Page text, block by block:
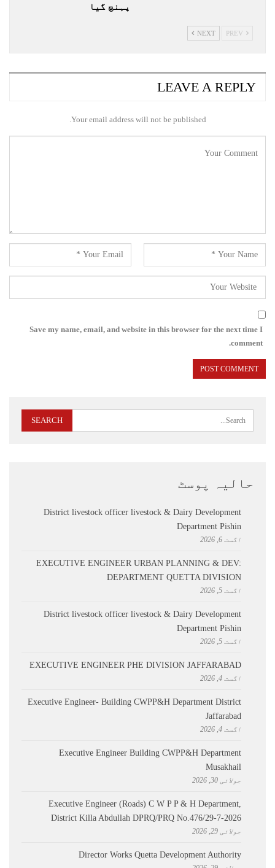
پہنچ گیا
NEXT
LEAVE A REPLY
Your email address will not be published.
Save my name, email, and website in this browser for the next time I
comment.
حالیہ پوسٹ
District livestock officer livestock & Dairy Development
Department Pishin
اگست 6, 2026
EXECUTIVE ENGINEER URBAN PLANNING & DEV:
DEPARTMENT QUETTA DIVISION
اگست 5, 2026
District livestock officer livestock & Dairy Development
Department Pishin
اگست 5, 2026
EXECUTIVE ENGINEER PHE DIVISION JAFFARABAD
اگست 4, 2026
Executive Engineer- Building CWPP&H Department District
Jaffarabad
اگست 4, 2026
Executive Engineer Building CWPP&H Department
Musakhail
جولائی 30, 2026
Executive Engineer (Roads) C W P P & H Department,
District Killa Abdullah ​DPRQ/PRQ No.476/29-7-2026
جولائی 29, 2026
Director Works Quetta Development Authority